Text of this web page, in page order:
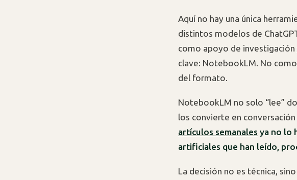
Aquí no hay una única
distintos modelos de
como apoyo de investigación
clave: NotebookLM. No
del formato.
NotebookLM no solo “lee”
los convierte en
artículos semanales ya no lo
artificiales que han leído,
La decisión no es técnica,